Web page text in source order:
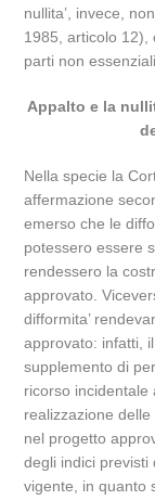
nullita’, invece,
1985, articolo 12),
parti non
Appalto e la
Nella specie la
affermazione
emerso che le
potessero essere
rendessero la
approvato.
difformita’
approvato: infatti,
supplemento di
ricorso incidentale
realizzazione
nel progetto
degli indici previsti
vigente, in quanto